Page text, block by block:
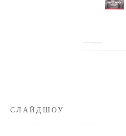
СЛАЙДШОУ